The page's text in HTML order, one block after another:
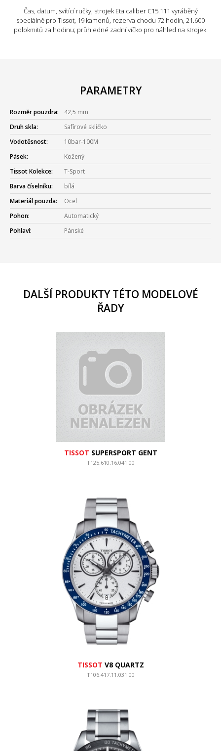
Čas, datum, svítící ručky, strojek Eta caliber C15.111 vyráběný
speciálně pro Tissot, 19 kamenů, rezerva chodu 72 hodin, 21.600
polokmitů za hodinu; průhledné zadní víčko pro náhled na strojek
PARAMETRY
Rozměr pouzdra:
42,5 mm
Druh skla:
Safírové sklíčko
Vodotěsnost:
10bar-100M
Pásek:
Kožený
Tissot Kolekce:
T-Sport
Barva číselníku:
bílá
Materiál pouzda:
Ocel
Pohon:
Automatický
Pohlaví:
Pánské
DALŠÍ PRODUKTY TÉTO MODELOVÉ
ŘADY
TISSOT SUPERSPORT GENT
T125.610.16.041.00
TISSOT V8 QUARTZ
T106.417.11.031.00